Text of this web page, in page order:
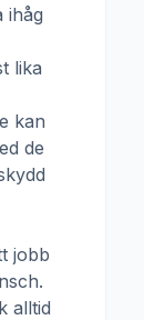
ihåg
lika
kan
de
jobb
alltid